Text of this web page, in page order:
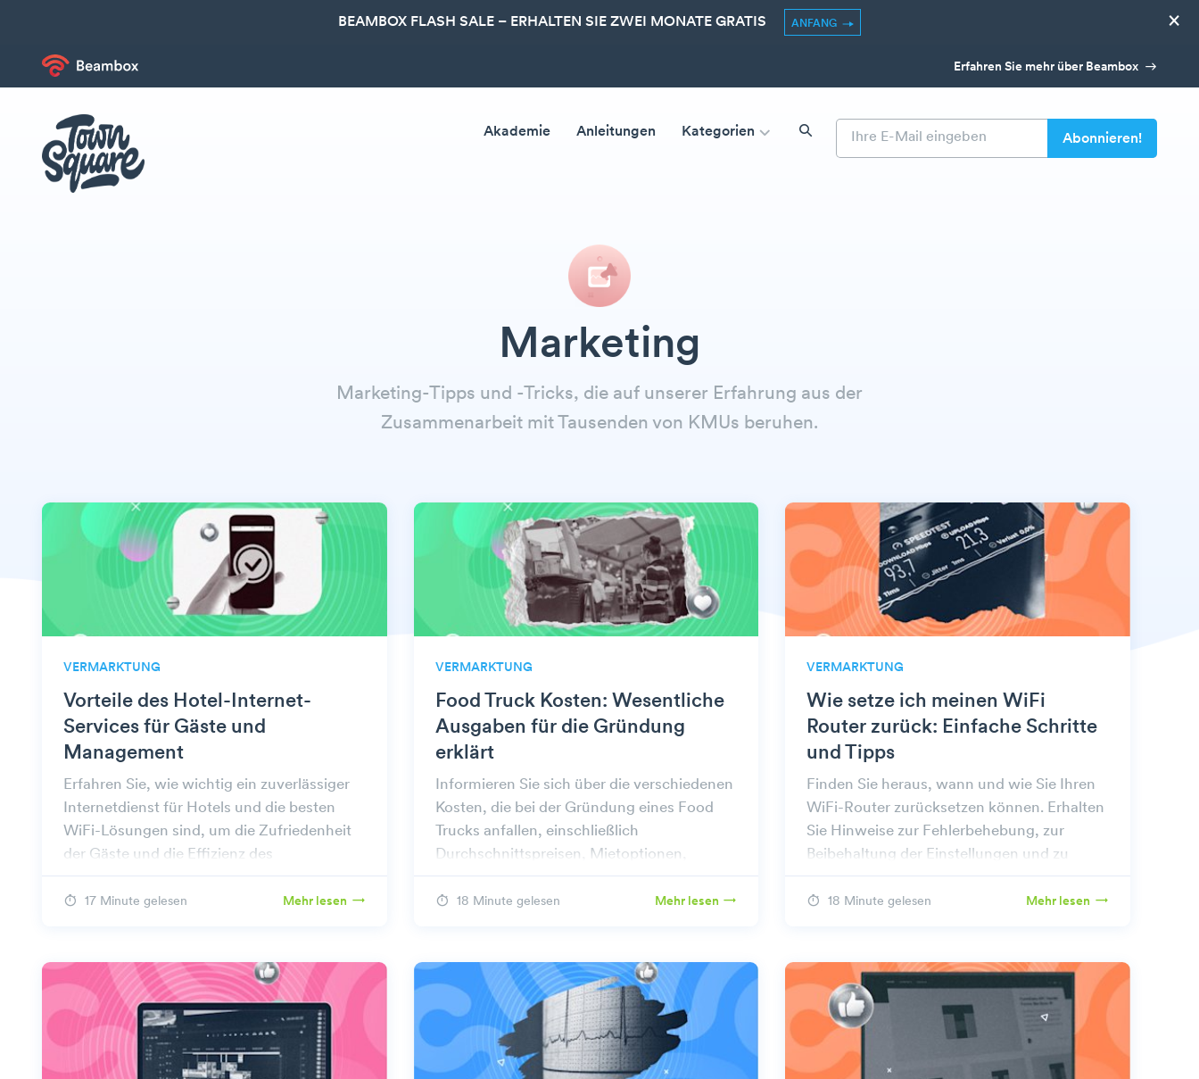
BEAMBOX FLASH SALE – ERHALTEN SIE ZWEI MONATE GRATIS ANFANG ×
Erfahren Sie mehr über Beambox
Akademie Anleitungen Kategorien
Marketing
Marketing-Tipps und -Tricks, die auf unserer Erfahrung aus der
Zusammenarbeit mit Tausenden von KMUs beruhen.
VERMARKTUNG
Vorteile des Hotel-Internet-
Services für Gäste und
Management
Erfahren Sie, wie wichtig ein zuverlässiger
Internetdienst für Hotels und die besten
WiFi-Lösungen sind, um die Zufriedenheit
der Gäste und die Effizienz des
Managements in der Hotelbranche zu
steigern.
17 Minute gelesen Mehr lesen
VERMARKTUNG
Food Truck Kosten: Wesentliche
Ausgaben für die Gründung
erklärt
Informieren Sie sich über die verschiedenen
Kosten, die bei der Gründung eines Food
Trucks anfallen, einschließlich
Durchschnittspreisen, Mietoptionen,
Versicherungen, Genehmigungen und Tipps
zur Reduzierung der Gesamtkosten.
18 Minute gelesen Mehr lesen
VERMARKTUNG
Wie setze ich meinen WiFi
Router zurück: Einfache Schritte
und Tipps
Finden Sie heraus, wann und wie Sie Ihren
WiFi-Router zurücksetzen können. Erhalten
Sie Hinweise zur Fehlerbehebung, zur
Beibehaltung der Einstellungen und zu
alternativen Lösungen, um Ihre Verbindung
schnell wiederherzustellen.
18 Minute gelesen Mehr lesen